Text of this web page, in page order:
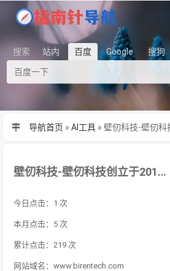
搜索 站内 百度 Google 搜狗
导航首页 » AI工具 » 壁仞科技-壁仞科
壁仞科技-壁仞科技创立于2019年，团队...
今日点击：1 次
本月点击：5 次
累计点击：219 次
网站域名：www.birentech.com